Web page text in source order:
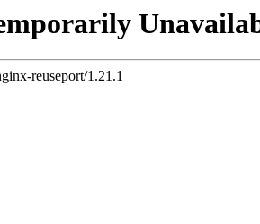
reuseport/1.21.1